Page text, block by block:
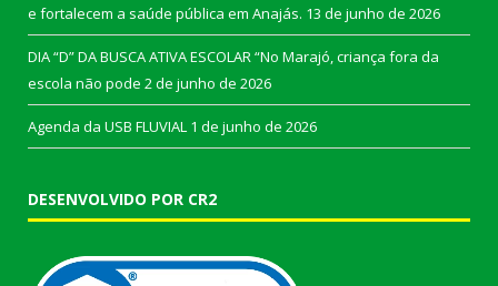
e fortalecem a saúde pública em Anajás. 13 de junho de 2026
DIA “D” DA BUSCA ATIVA ESCOLAR “No Marajó, criança fora da
escola não pode 2 de junho de 2026
Agenda da USB FLUVIAL 1 de junho de 2026
DESENVOLVIDO POR CR2